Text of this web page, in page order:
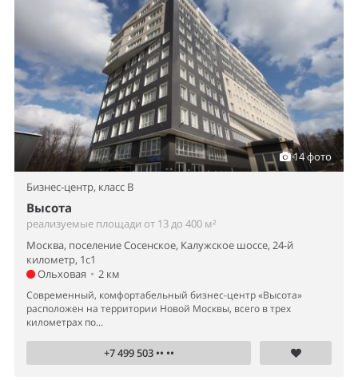
14 фото
Бизнес-центр, класс B
Высота
реализуемые площади от 13 до 400 м²
Москва, поселение Сосенское, Калужское шоссе, 24-й
километр, 1с1
Ольховая • 2 км
Современный, комфортабельный бизнес-центр «Высота»
расположен на территории Новой Москвы, всего в трех
километрах по...
+7 499 503 •• ••